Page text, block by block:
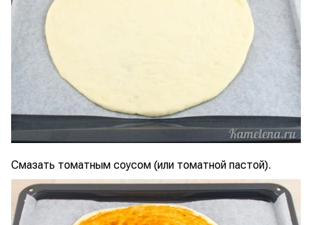
Смазать томатным соусом (или томатной пастой).